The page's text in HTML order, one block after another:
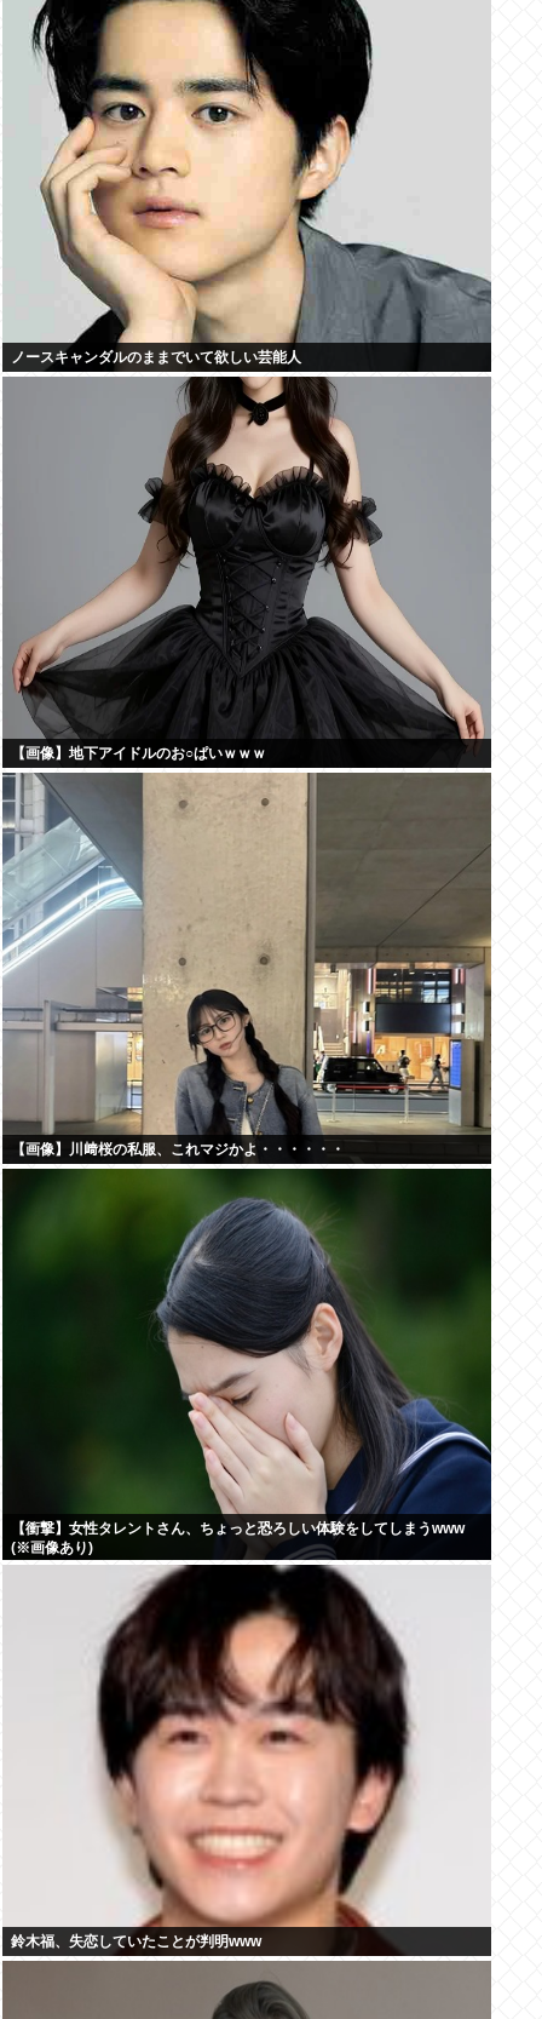
ノースキャンダルのままでいて欲しい芸能人
【画像】地下アイドルのお○ぱいｗｗｗ
【画像】川﨑桜の私服、これマジかよ・・・・・・
【衝撃】女性タレントさん、ちょっと恐ろしい体験をしてしまうwww
(※画像あり)
鈴木福、失恋していたことが判明www